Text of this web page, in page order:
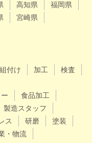
高知県
福岡県
宮崎県
付け 加工
検査
食品加工
製造スタッフ
ス 研磨
塗装
・物流